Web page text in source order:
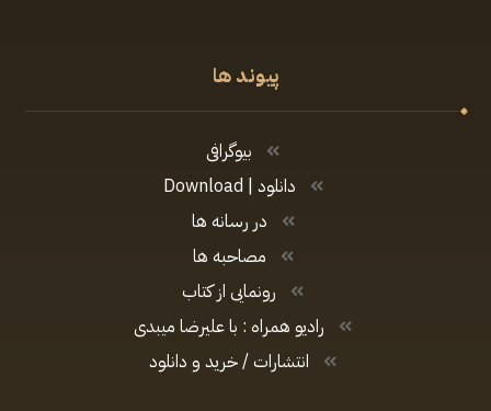
پیوند ها
بیوگرافی
دانلود | Download
در رسانه ها
مصاحبه ها
رونمایی از کتاب
رادیو همراه : با علیرضا میبدی
انتشارات / خرید و دانلود